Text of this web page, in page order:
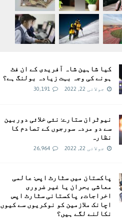
کیا شاہین شاہ آفریدی کے ان فٹ
ہونے کی وجہ بہت زیادہ بولنگ ہے؟
جولائی 22, 2022 30,191
نیوٹران ستارے: نئی خلائی دوربین
سے دو مردہ سورجوں کے تصادم کا
نظارہ
جولائی 22, 2022 26,964
پاکستان میں سٹارٹ اپس: عالمی
معاشی بحران یا غیر ضروری
اخراجات، پاکستانی سٹارٹ اپس
اچانک ملازمین کو نوکریوں سے کیوں
نکالنے لگے ہیں؟